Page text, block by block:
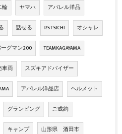
輪 ヤマハ アパレル洋品
話せる RS TSICHI オシャレ
グマン200 TEAMKAGAYAMA
車両 スズキアドバイザー
アパレル洋品店 ヘルメット
グランピング ご成約
キャンプ 山形県 酒田市